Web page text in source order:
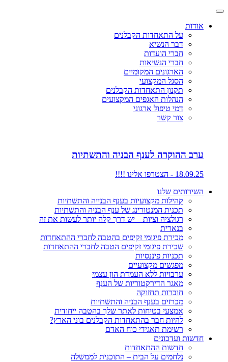
אודות
על התאחדות הקבלנים
דבר הנשיא
חברי הועדות
חברי הנשיאות
הארגונים המקומיים
הסגל המקצועי
תקנון התאחדות הקבלנים
הנהלות האגפים המקצועים
דמי טיפול ארגוני
צור קשר
ערב ההוקרה לענף הבניה והתשתיות
18.09.25 - הצטרפו אלינו !!!!
השירותים שלנו
קהילות מקצועיות בענף הבנייה והתשתיות
תכנית המנטורינג של ענף הבניה והתשתיות
רגולציה וציות – יש דרך קלה יותר לעשות את זה
בנארית
מכירת פיגומי זקיפים בהטבה לחברי ההתאחדות
שכירת פיגומי זקיפים הטבה לחברי ההתאחדות
תכניות פיננסיות
מפגשים מקצועיים
ערבויות ללא העמדת הון עצמי
מאגר הדירקטוריות של הענף
חוברות תחזוקה
מכרזים בענף הבניה והתשתיות
אמצעי בטיחות לאתר שלך בהטבה ייחודית
להיות חבר בהתאחדות הקבלנים בוני הארץ?
רשימת תאגידי כוח האדם
חדשות ועדכונים
חדשות ההתאחדות
נלחמים על הבית – התוכנית לממשלה